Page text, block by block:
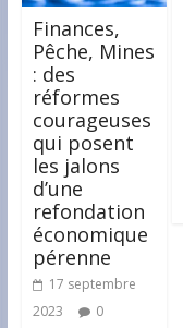
Finances,
Pêche, Mines
: des
réformes
courageuses
qui posent
les jalons
d’une
refondation
économique
pérenne
17 septembre
2023
0